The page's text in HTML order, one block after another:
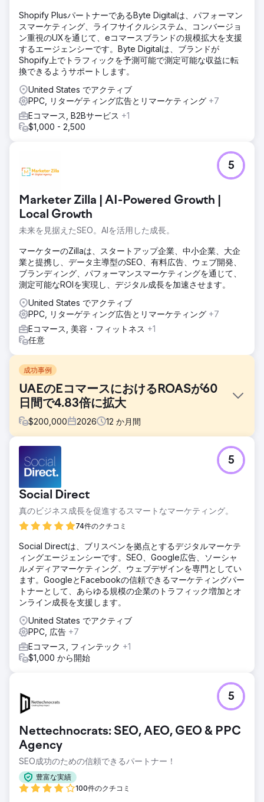
Shopify PlusパートナーであるByte Digitalは、パフォーマン
スマーケティング、ライフサイクルシステム、コンバージョ
ン重視のUXを通じて、eコマースブランドの規模拡大を支援
するエージェンシーです。Byte Digitalは、ブランドが
Shopify上でトラフィックを予測可能で測定可能な収益に転
換できるようサポートします。
United States でアクティブ
PPC, リターゲティング広告とリマーケティング +7
Eコマース, B2Bサービス +1
$1,000 - 2,500
Marketer Zilla | AI-Powered Growth |
Local Growth
未来を見据えたSEO。AIを活用した成長。
5
マーケターのZillaは、スタートアップ企業、中小企業、大企
業と提携し、データ主導型のSEO、有料広告、ウェブ開発、
ブランディング、パフォーマンスマーケティングを通じて、
測定可能なROIを実現し、デジタル成長を加速させます。
United States でアクティブ
PPC, リターゲティング広告とリマーケティング +7
Eコマース, 美容・フィットネス +1
任意
成功事例
UAEのEコマースにおけるROASが60
日間で4.83倍に拡大
$200,000 2026 12 か月間
アラブ首長国連邦を拠点とするB2B生鮮食品サプライヤー
は、月間8,000～9,000ディルハムを投じてGoogle広告を運
用していましたが、収益性を高めるための規模拡大に苦戦し
ていました。ROASは3倍を下回り、収益は伸び悩み、適切な
eコマース追跡機能の欠如が最適化を阻害していました。キ
ャンペーン構造に商品レベルの明確さが欠けていたため、パ
フォーマンスの高いSKUを特定し、コンバージョン効率を向
上させることが困難でした。
ソリューション
需要と購買意欲の両方を捉えるため、スマートショッピング
と検索キャンペーンを組み合わせたハイブリッド戦略を採用
しました。正確なデータを取得するために、購入レベルのア
トリビューション機能を備えた高度なeコマーストラッキン
グを導入しました。キャンペーンはSKUレベルのセグメンテ
ーションで再構築され、ROASベースの入札とカスタムB2B
リマーケティングオーディエンスを活用することで、高価値
顧客への再アプローチとコンバージョン品質の向上を図りま
した。
売上高は60日間で4万8千ドルから10万5千ドルへと2倍以上
に増加しました。ROAS（広告費用対効果）は2.89倍から
4.83倍に向上し、キャンペーンの収益性が大幅に向上しまし
た。より的確なターゲティング、体系的なキャンペーン、そ
して正確なトラッキングにより、購入コンバージョンは81%
増加しました。その結果、拡張性と効率性に優れたB2B eコ
マースの成長エンジンが構築されました。
エージェンシーページに移動
Social Direct
真のビジネス成長を促進するスマートなマーケティング。
74件のクチコミ
5
Social Directは、ブリスベンを拠点とするデジタルマーケテ
ィングエージェンシーです。SEO、Google広告、ソーシャ
ルメディアマーケティング、ウェブデザインを専門としてい
ます。GoogleとFacebookの信頼できるマーケティングパー
トナーとして、あらゆる規模の企業のトラフィック増加とオ
ンライン成長を支援します。
United States でアクティブ
PPC, 広告 +7
Eコマース, フィンテック +1
$1,000 から開始
Nettechnocrats: SEO, AEO, GEO & PPC
Agency
SEO成功のための信頼できるパートナー！
豊富な実績
100件のクチコミ
5